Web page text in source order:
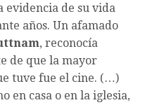
evidencia de su vida
años. Un afamado
, reconocía
de que la mayor
tuve fue el cine. (…)
en casa o en la iglesia,